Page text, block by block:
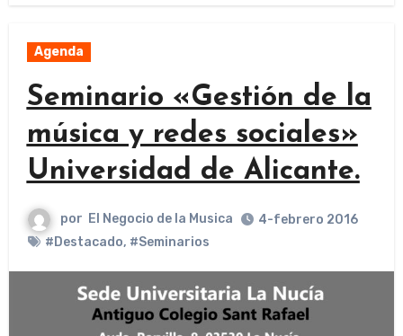
Agenda
Seminario «Gestión de la
música y redes sociales»
Universidad de Alicante.
por El Negocio de la Musica
4-febrero 2016
#Destacado, #Seminarios